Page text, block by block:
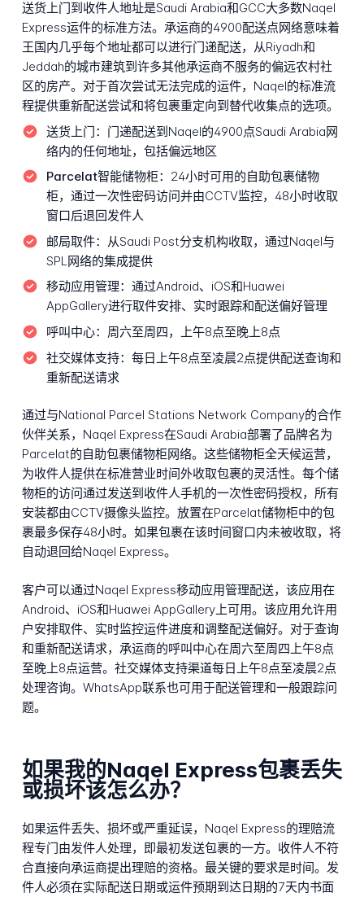
送货上门到收件人地址是Saudi Arabia和GCC大多数Naqel
Express运件的标准方法。承运商的4900配送点网络意味着
王国内几乎每个地址都可以进行门递配送，从Riyadh和
Jeddah的城市建筑到许多其他承运商不服务的偏远农村社
区的房产。对于首次尝试无法完成的运件，Naqel的标准流
程提供重新配送尝试和将包裹重定向到替代收集点的选项。
送货上门： 门递配送到Naqel的4900点Saudi Arabia网
络内的任何地址，包括偏远地区
Parcelat智能储物柜： 24小时可用的自助包裹储物
柜，通过一次性密码访问并由CCTV监控，48小时收取
窗口后退回发件人
邮局取件： 从Saudi Post分支机构收取，通过Naqel与
SPL网络的集成提供
移动应用管理： 通过Android、iOS和Huawei
AppGallery进行取件安排、实时跟踪和配送偏好管理
呼叫中心： 周六至周四，上午8点至晚上8点
社交媒体支持： 每日上午8点至凌晨2点提供配送查询和
重新配送请求
通过与National Parcel Stations Network Company的合作
伙伴关系，Naqel Express在Saudi Arabia部署了品牌名为
Parcelat的自助包裹储物柜网络。这些储物柜全天候运营，
为收件人提供在标准营业时间外收取包裹的灵活性。每个储
物柜的访问通过发送到收件人手机的一次性密码授权，所有
安装都由CCTV摄像头监控。放置在Parcelat储物柜中的包
裹最多保存48小时。如果包裹在该时间窗口内未被收取，将
自动退回给Naqel Express。
客户可以通过Naqel Express移动应用管理配送，该应用在
Android、iOS和Huawei AppGallery上可用。该应用允许用
户安排取件、实时监控运件进度和调整配送偏好。对于查询
和重新配送请求，承运商的呼叫中心在周六至周四上午8点
至晚上8点运营。社交媒体支持渠道每日上午8点至凌晨2点
处理咨询。WhatsApp联系也可用于配送管理和一般跟踪问
题。
如果我的Naqel Express包裹丢失
或损坏该怎么办？
如果运件丢失、损坏或严重延误，Naqel Express的理赔流
程专门由发件人处理，即最初发送包裹的一方。收件人不符
合直接向承运商提出理赔的资格。最关键的要求是时间。发
件人必须在实际配送日期或运件预期到达日期的7天内书面